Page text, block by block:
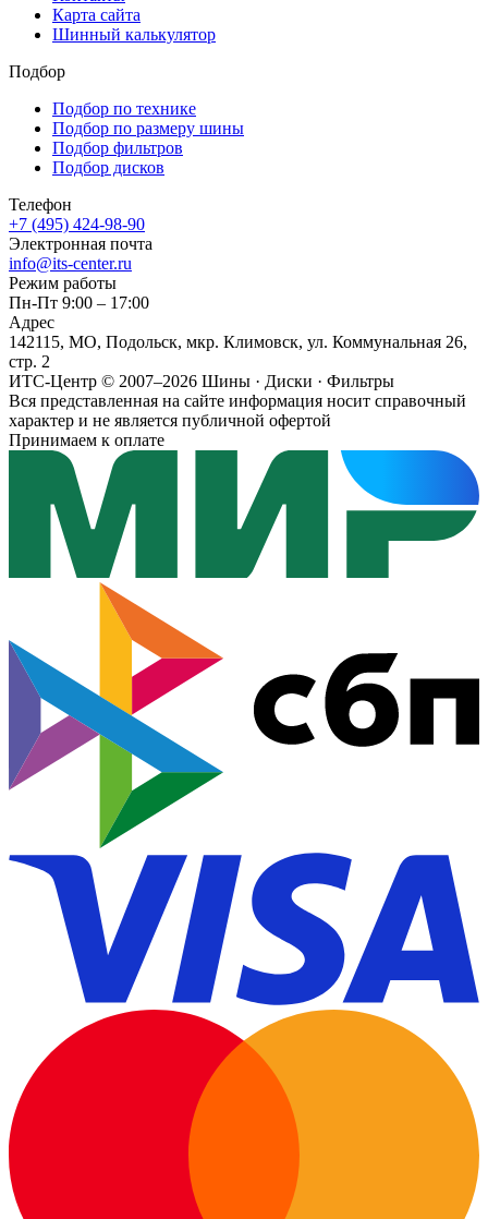
Карта сайта
Шинный калькулятор
Подбор
Подбор по технике
Подбор по размеру шины
Подбор фильтров
Подбор дисков
Телефон
+7 (495) 424-98-90
Электронная почта
info@its-center.ru
Режим работы
Пн-Пт 9:00 – 17:00
Адрес
142115, МО, Подольск, мкр. Климовск, ул. Коммунальная 26,
стр. 2
ИТС-Центр © 2007–2026 Шины · Диски · Фильтры
Вся представленная на сайте информация носит справочный
характер и не является публичной офертой
Принимаем к оплате